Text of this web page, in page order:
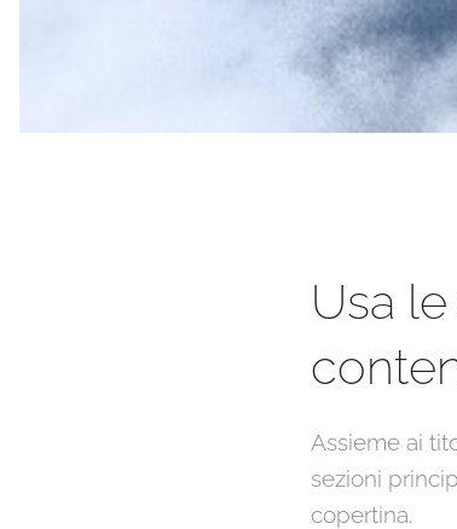
Usa
Assieme ai
sezioni
copertina.